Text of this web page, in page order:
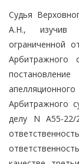
Судья
А.Н., изучив
ограниченной
Арбитражного
Арбитражного
делу N А55-22/